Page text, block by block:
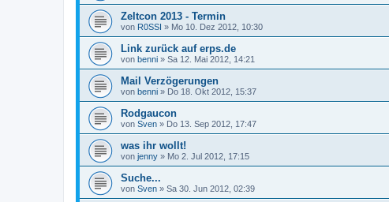
Zeltcon 2013 - Termin
von R0SSI » Mo 10. Dez 2012, 10:30
Link zurück auf erps.de
von benni » Sa 12. Mai 2012, 14:21
Mail Verzögerungen
von benni » Do 18. Okt 2012, 15:37
Rodgaucon
von Sven » Do 13. Sep 2012, 17:47
was ihr wollt!
von jenny » Mo 2. Jul 2012, 17:15
Suche...
von Sven » Sa 30. Jun 2012, 02:39